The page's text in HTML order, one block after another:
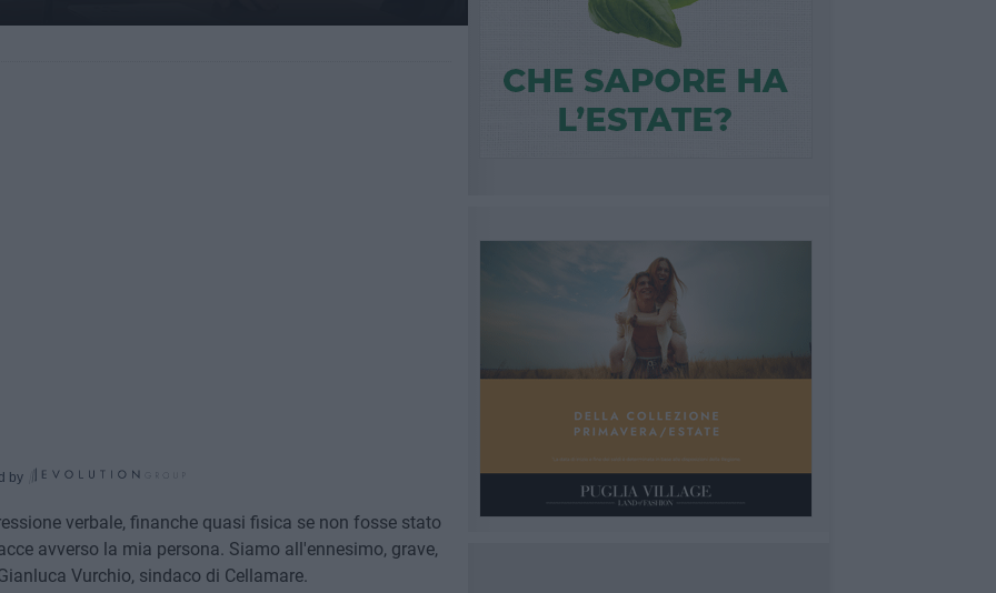
by
verbale, finanche quasi fisica se non fosse stato
avverso la mia persona. Siamo all'ennesimo, grave,
Vurchio, sindaco di Cellamare.